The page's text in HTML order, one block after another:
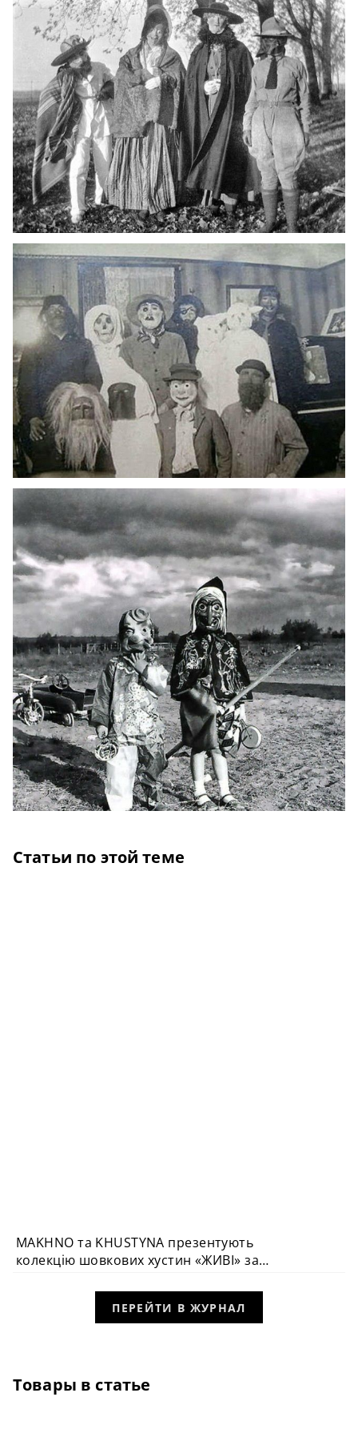
Статьи по этой теме
MAKHNO та KHUSTYNA презентують
колекцію шовкових хустин «ЖИВІ» за
ПЕРЕЙТИ В ЖУРНАЛ
Товары в статье